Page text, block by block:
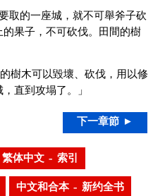
取的一座城，就不可舉斧子砍
果子，不可砍伐。田間的樹
樹木可以毀壞、砍伐，用以修
直到攻塌了。」
下一章節 ►
体中文 – 索引
中文和合本 – 新约全书